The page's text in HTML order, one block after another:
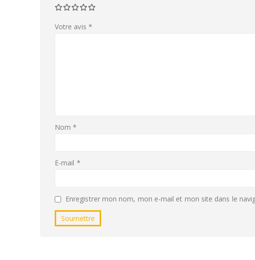
Votre avis *
Nom*
E-mail *
Enregistrer mon nom, mon e-mail et mon site dans le